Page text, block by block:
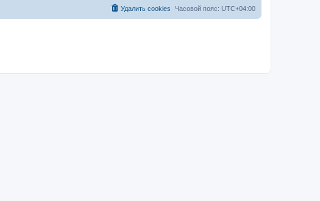
Часовой пояс: UTC+04:00
Удалить cookies